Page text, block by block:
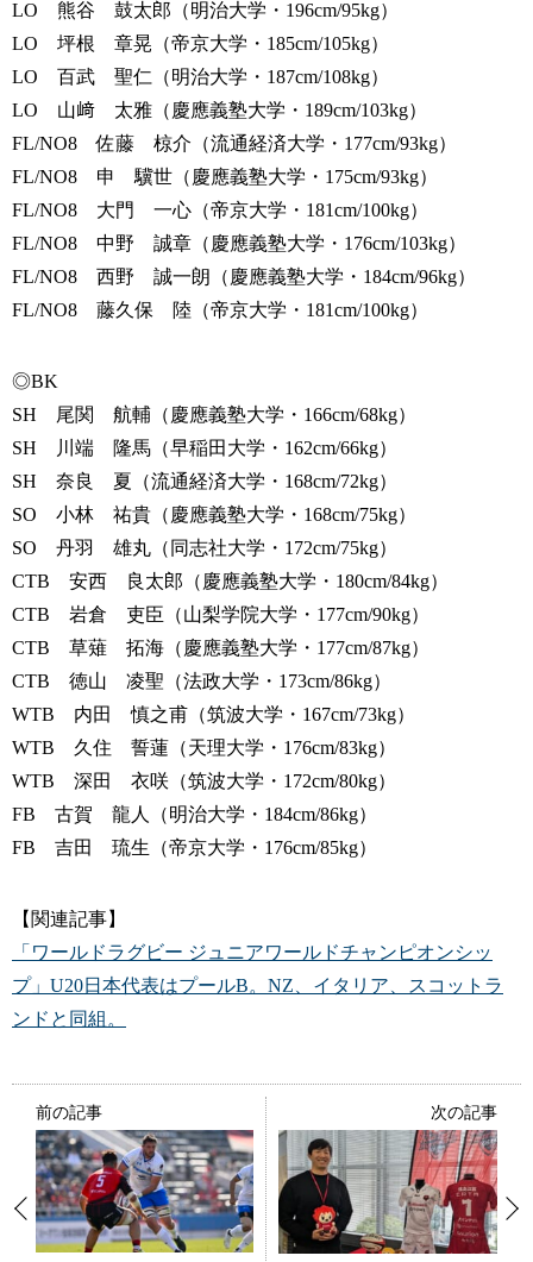
LO 熊谷 鼓太郎（明治大学・196cm/95kg）
LO 坪根 章晃（帝京大学・185cm/105kg）
LO 百武 聖仁（明治大学・187cm/108kg）
LO 山﨑 太雅（慶應義塾大学・189cm/103kg）
FL/NO8 佐藤 椋介（流通経済大学・177cm/93kg）
FL/NO8 申 驥世（慶應義塾大学・175cm/93kg）
FL/NO8 大門 一心（帝京大学・181cm/100kg）
FL/NO8 中野 誠章（慶應義塾大学・176cm/103kg）
FL/NO8 西野 誠一朗（慶應義塾大学・184cm/96kg）
FL/NO8 藤久保 陸（帝京大学・181cm/100kg）
◎BK
SH 尾関 航輔（慶應義塾大学・166cm/68kg）
SH 川端 隆馬（早稲田大学・162cm/66kg）
SH 奈良 夏（流通経済大学・168cm/72kg）
SO 小林 祐貴（慶應義塾大学・168cm/75kg）
SO 丹羽 雄丸（同志社大学・172cm/75kg）
CTB 安西 良太郎（慶應義塾大学・180cm/84kg）
CTB 岩倉 吏臣（山梨学院大学・177cm/90kg）
CTB 草薙 拓海（慶應義塾大学・177cm/87kg）
CTB 徳山 凌聖（法政大学・173cm/86kg）
WTB 内田 慎之甫（筑波大学・167cm/73kg）
WTB 久住 誓蓮（天理大学・176cm/83kg）
WTB 深田 衣咲（筑波大学・172cm/80kg）
FB 古賀 龍人（明治大学・184cm/86kg）
FB 吉田 琉生（帝京大学・176cm/85kg）
【関連記事】
「ワールドラグビー ジュニアワールドチャンピオンシッ
プ」U20日本代表はプールB。NZ、イタリア、スコットラ
ンドと同組。
前の記事 次の記事